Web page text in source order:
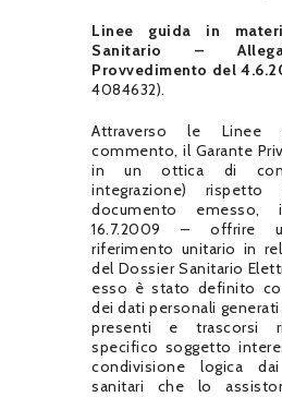
Linee guida in
Sanitario –
Provvedimento del
4084632).
Attraverso le Linee
commento, il Garante
in un ottica di
integrazione) rispetto
documento
16.7.2009 – offrire
riferimento unitario in
del Dossier Sanitario
esso è stato definito
dei dati personali
presenti e trascorsi
specifico soggetto
condivisione logica
sanitari che lo